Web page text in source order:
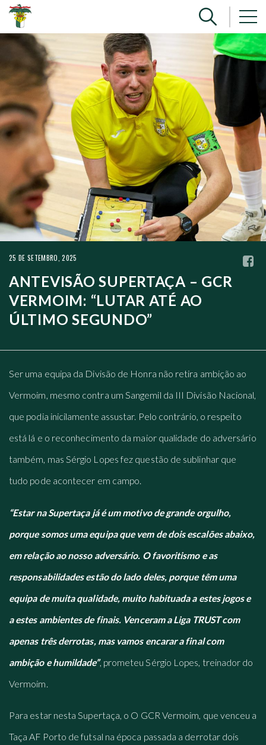
25 DE SETEMBRO, 2025
ANTEVISÃO SUPERTAÇA – GCR
VERMOIM: “LUTAR ATÉ AO
ÚLTIMO SEGUNDO”
Ser uma equipa da Divisão de Honra não retira ambição ao
Vermoim, mesmo contra um Sangemil da III Divisão Nacional,
que podia inicilamente assustar. Pelo contrário, o respeito
está lá e o reconhecimento da maior qualidade do adversário
também, mas Sérgio Lopes fez questão de sublinhar que
tudo pode acontecer em campo.
“Estar na Supertaça já é um motivo de grande orgulho,
porque somos uma equipa que vem de dois escalões abaixo,
em relação ao nosso adversário. O favoritismo e as
responsabilidades estão do lado deles, porque têm uma
equipa de muita qualidade, muito habituada a estes jogos e
a estes ambientes de finais. Venceram a Liga TRUST com
apenas três derrotas, mas vamos encarar a final com
ambição e humildade”, prometeu Sérgio Lopes, treinador do
Vermoim.
Para estar nesta Supertaça, o O GCR Vermoim, que venceu a
Taça AF Porto de futsal na época passada a derrotar dois